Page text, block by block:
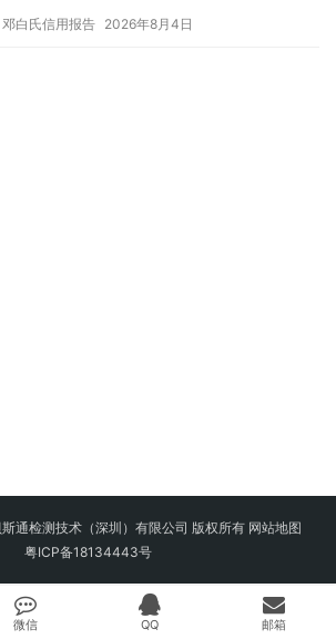
邓白氏信用报告 2026年8月4日
通检测技术（深圳）有限公司 版权所有 网站地图
粤ICP备18134443号
微信 QQ 邮箱